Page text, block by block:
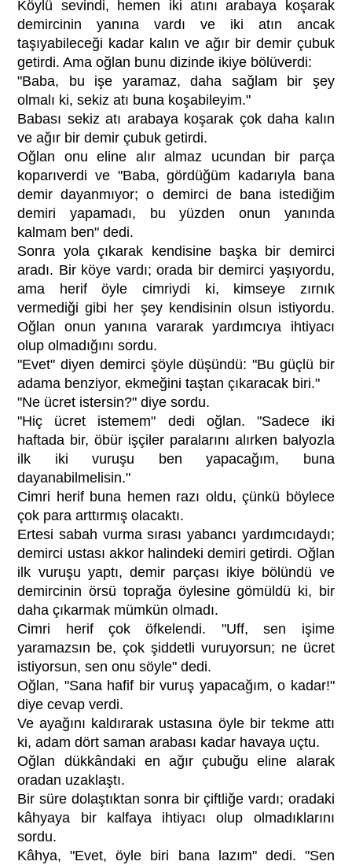
Köylü sevindi, hemen iki atını arabaya koşarak
demircinin yanına vardı ve iki atın ancak
taşıyabileceği kadar kalın ve ağır bir demir çubuk
getirdi. Ama oğlan bunu dizinde ikiye bölüverdi:
"Baba, bu işe yaramaz, daha sağlam bir şey
olmalı ki, sekiz atı buna koşabileyim."
Babası sekiz atı arabaya koşarak çok daha kalın
ve ağır bir demir çubuk getirdi.
Oğlan onu eline alır almaz ucundan bir parça
koparıverdi ve "Baba, gördüğüm kadarıyla bana
demir dayanmıyor; o demirci de bana istediğim
demiri yapamadı, bu yüzden onun yanında
kalmam ben" dedi.
Sonra yola çıkarak kendisine başka bir demirci
aradı. Bir köye vardı; orada bir demirci yaşıyordu,
ama herif öyle cimriydi ki, kimseye zırnık
vermediği gibi her şey kendisinin olsun istiyordu.
Oğlan onun yanına vararak yardımcıya ihtiyacı
olup olmadığını sordu.
"Evet" diyen demirci şöyle düşündü: "Bu güçlü bir
adama benziyor, ekmeğini taştan çıkaracak biri."
"Ne ücret istersin?" diye sordu.
"Hiç ücret istemem" dedi oğlan. "Sadece iki
haftada bir, öbür işçiler paralarını alırken balyozla
ilk iki vuruşu ben yapacağım, buna
dayanabilmelisin."
Cimri herif buna hemen razı oldu, çünkü böylece
çok para arttırmış olacaktı.
Ertesi sabah vurma sırası yabancı yardımcıdaydı;
demirci ustası akkor halindeki demiri getirdi. Oğlan
ilk vuruşu yaptı, demir parçası ikiye bölündü ve
demircinin örsü toprağa öylesine gömüldü ki, bir
daha çıkarmak mümkün olmadı.
Cimri herif çok öfkelendi. "Uff, sen işime
yaramazsın be, çok şiddetli vuruyorsun; ne ücret
istiyorsun, sen onu söyle" dedi.
Oğlan, "Sana hafif bir vuruş yapacağım, o kadar!"
diye cevap verdi.
Ve ayağını kaldırarak ustasına öyle bir tekme attı
ki, adam dört saman arabası kadar havaya uçtu.
Oğlan dükkândaki en ağır çubuğu eline alarak
oradan uzaklaştı.
Bir süre dolaştıktan sonra bir çiftliğe vardı; oradaki
kâhyaya bir kalfaya ihtiyacı olup olmadıklarını
sordu.
Kâhya, "Evet, öyle biri bana lazım" dedi. "Sen